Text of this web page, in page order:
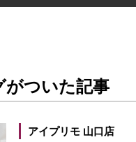
がついた記事
アイプリモ 山口店